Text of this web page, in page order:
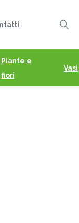
Search
Piante e
fiori
Vasi